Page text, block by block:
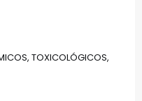
TOXICOLÓGICOS,